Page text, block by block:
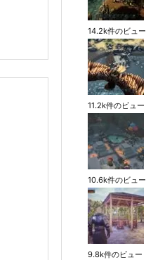
14.2k件のビュー
11.2k件のビュー
10.6k件のビュー
9.8k件のビュー